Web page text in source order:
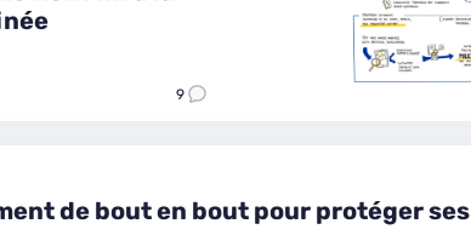
9
de bout en bout pour protéger ses